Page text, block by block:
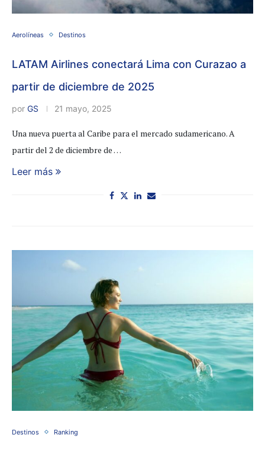
Aerolíneas Destinos
LATAM Airlines conectará Lima con Curazao a
partir de diciembre de 2025
por GS 21 mayo, 2025
Una nueva puerta al Caribe para el mercado sudamericano. A
partir del 2 de diciembre de …
Leer más
Destinos Ranking